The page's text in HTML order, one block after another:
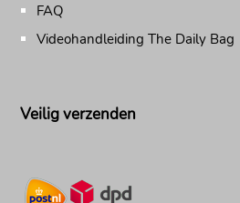
FAQ
Videohandleiding The Daily Bag
Veilig verzenden